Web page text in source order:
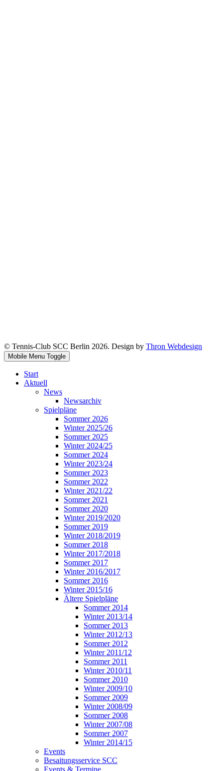
© Tennis-Club SCC Berlin 2026. Design by Thron Webdesign
Mobile Menu Toggle
Start
Aktuell
News
Newsarchiv
Spielpläne
Sommer 2026
Winter 2025/26
Sommer 2025
Winter 2024/25
Sommer 2024
Winter 2023/24
Sommer 2023
Sommer 2022
Winter 2021/22
Sommer 2021
Sommer 2020
Winter 2019/2020
Sommer 2019
Winter 2018/2019
Sommer 2018
Winter 2017/2018
Sommer 2017
Winter 2016/2017
Sommer 2016
Winter 2015/16
Ältere Spielpläne
Sommer 2014
Winter 2013/14
Sommer 2013
Winter 2012/13
Sommer 2012
Winter 2011/12
Sommer 2011
Winter 2010/11
Sommer 2010
Winter 2009/10
Sommer 2009
Winter 2008/09
Sommer 2008
Winter 2007/08
Sommer 2007
Winter 2014/15
Events
Besaitungsservice SCC
Events & Termine